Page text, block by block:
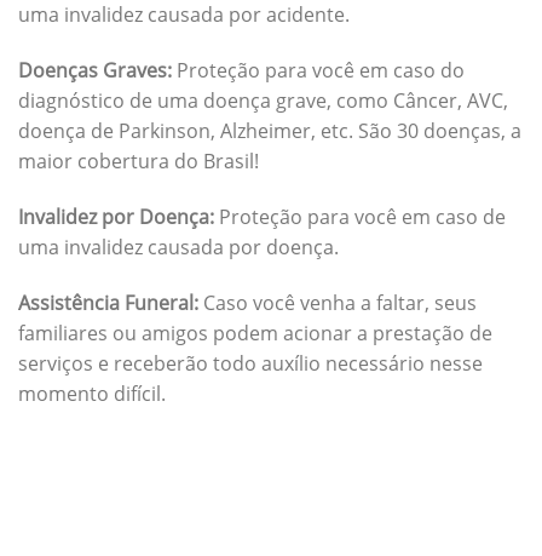
uma invalidez causada por acidente.
Doenças Graves: Proteção para você em caso do
diagnóstico de uma doença grave, como Câncer, AVC,
doença de Parkinson, Alzheimer, etc. São 30 doenças, a
maior cobertura do Brasil!
Invalidez por Doença: Proteção para você em caso de
uma invalidez causada por doença.
Assistência Funeral: Caso você venha a faltar, seus
familiares ou amigos podem acionar a prestação de
serviços e receberão todo auxílio necessário nesse
momento difícil.